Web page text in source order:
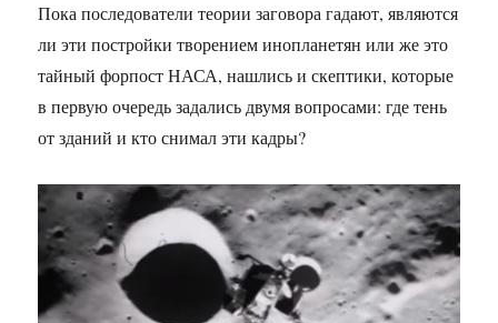
Пока последователи теории заговора гадают, являются
ли эти постройки творением инопланетян или же это
тайный форпост НАСА, нашлись и скептики, которые
в первую очередь задались двумя вопросами: где тень
от зданий и кто снимал эти кадры?